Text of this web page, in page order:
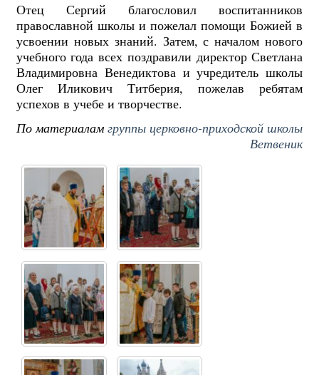
Отец Сергий благословил воспитанников
православной школы и пожелал помощи Божией в
усвоении новых знаний. Затем, с началом нового
учебного года всех поздравили директор Светлана
Владимировна Венедиктова и учредитель школы
Олег Иликович Титберия, пожелав ребятам
успехов в учебе и творчестве.
По материаламгруппы церковно-приходской школы
Ветвеник